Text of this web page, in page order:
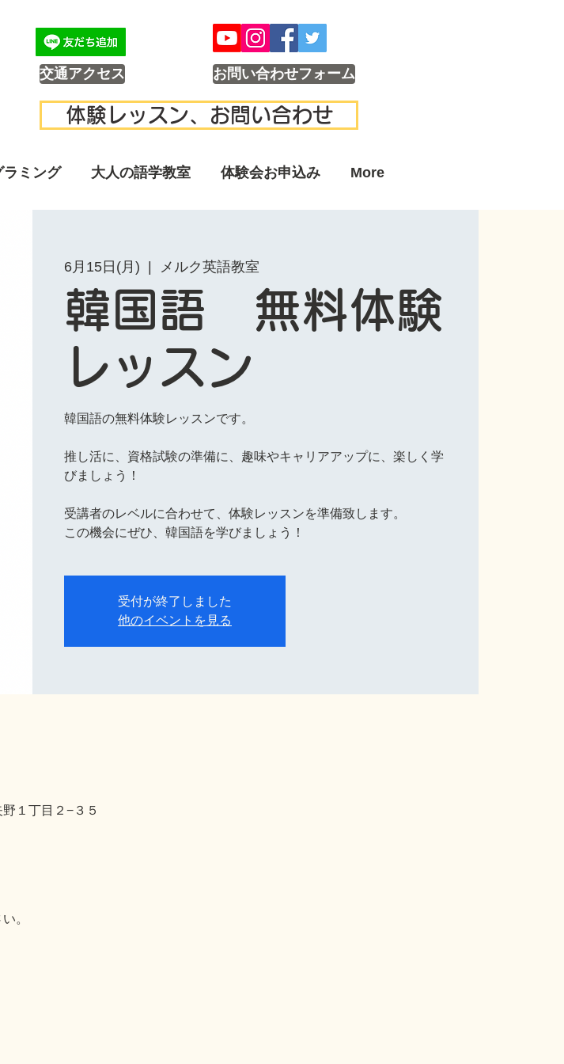
交通アクセス お問い合わせフォーム
体験レッスン、お問い合わせ
ラミング 大人の語学教室 体験会お申込み More
6月15日(月) メルク英語教室
韓国語 無料体験
レッスン
韓国語の無料体験レッスンです。
推し活に、資格試験の準備に、趣味やキャリアアップに、楽しく学
びましょう！
受講者のレベルに合わせて、体験レッスンを準備致します。
この機会にぜひ、韓国語を学びましょう！
受付が終了しました
他のイベントを見る
１丁目２−３５
。